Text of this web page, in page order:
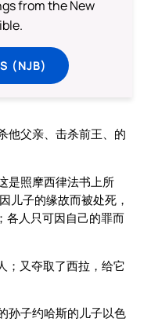
from the New
(NJB)
他父亲、击杀前王、的
是照摩西律法书上所
儿子的缘故而被处死，
各人只可因自己的罪而
；又夺取了西拉，给它
孙子约哈斯的儿子以色